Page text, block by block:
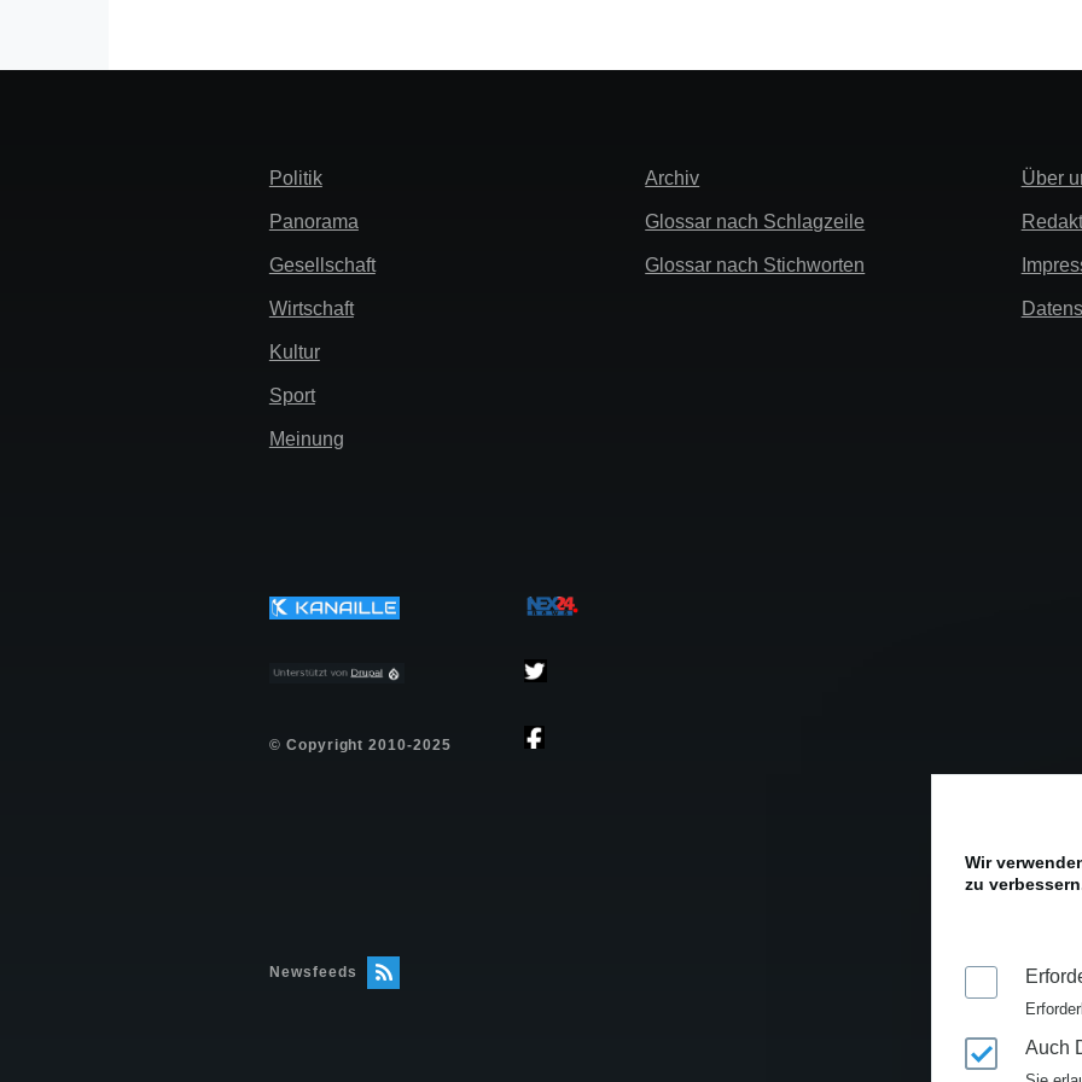
Header
Menü
Politik
Panorama
Gesellschaft
Wirtschaft
Kultur
Sport
Meinung
Extra
Archiv
Glossar nach Schlagzeile
Glossar nach Stichworten
Links
Info
Über
© Copyright 2010-2025
Newsfeeds
Wir
zu
Auch